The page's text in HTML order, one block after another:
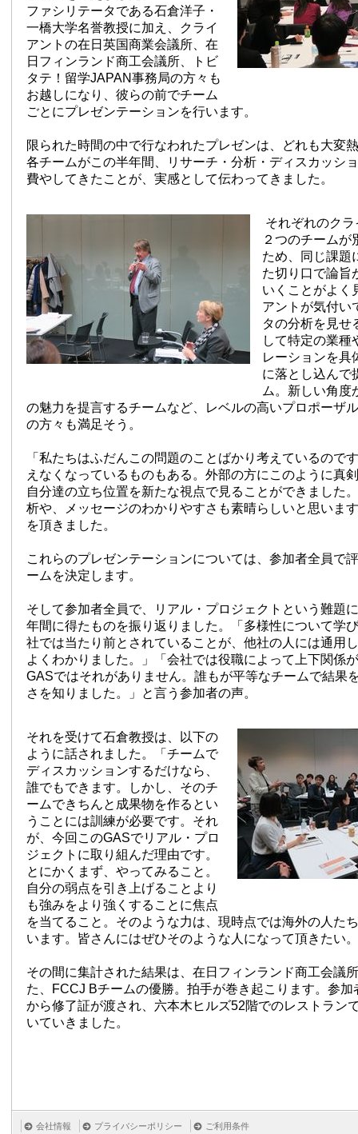
ファシリテータである石倉洋子・
一橋大学名誉教授に加え、クライ
アントの在日英国商業会議所、在
日フィンランド商工会議所、トビ
タテ！留学JAPAN事務局の方々も
お越しになり、彼らの前でチーム
ごとにプレゼンテーションを行います。
限られた時間の中で行なわれたプレゼンは、どれも大変
各チームがこの半年間、リサーチ・分析・ディスカッシ
費やしてきたことが、実感として伝わってきました。
それぞれのク
２つのチームが
ため、同じ課題
た切り口で論旨
いくことがよく
アントが気付い
タの分析を見せ
して特定の業種
レーションを具
に落とし込んで
ム。新しい角度
の魅力を提言するチームなど、レベルの高いプロポーザ
の方々も満足そう。
「私たちはふだんこの問題のことばかり考えているので
えなくなっているものもある。外部の方にこのように真
自分達の立ち位置を新たな視点で見ることができました
析や、メッセージのわかりやすさも素晴らしいと思いま
を頂きました。
これらのプレゼンテーションについては、参加者全員で
ームを決定します。
そして参加者全員で、リアル・プロジェクトという難題
年間に得たものを振り返りました。「多様性について学
社では当たり前とされていることが、他社の人には通用
よくわかりました。」「会社では役職によって上下関係
GASではそれがありません。誰もが平等なチームで結果
さを知りました。」と言う参加者の声。
それを受けて石倉教授は、以下の
ように話されました。「チームで
ディスカッションするだけなら、
誰でもできます。しかし、そのチ
ームできちんと成果物を作るとい
うことには訓練が必要です。それ
が、今回このGASでリアル・プロ
ジェクトに取り組んだ理由です。
とにかくまず、やってみること。
自分の弱点を引き上げることより
も強みをより強くすることに焦点
を当てること。そのような力は、現時点では海外の人た
います。皆さんにはぜひそのような人になって頂きたい
その間に集計された結果は、在日フィンランド商工会議
た、FCCJ Bチームの優勝。拍手が巻き起こります。参加
から修了証が渡され、六本木ヒルズ52階でのレストラン
いていきました。
会社情報 プライバシーポリシー ご利用条件